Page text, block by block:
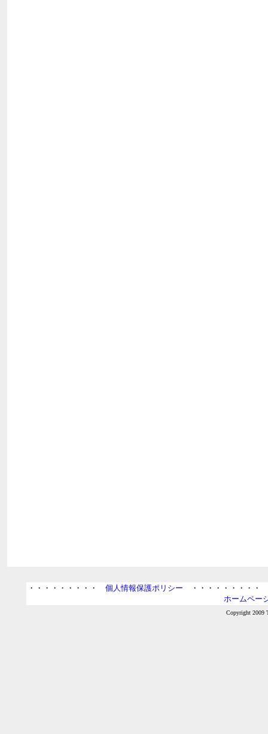
・・・・・・・・・個人情報保護ポリシー ・・・・・・・・
ホームペー
Copyright 2009